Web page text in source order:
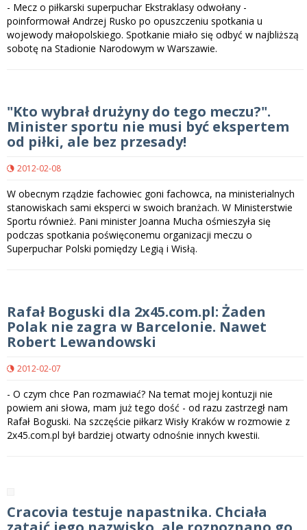
- Mecz o piłkarski superpuchar Ekstraklasy odwołany -
poinformował Andrzej Rusko po opuszczeniu spotkania u
wojewody małopolskiego. Spotkanie miało się odbyć w najbliższą
sobotę na Stadionie Narodowym w Warszawie.
"Kto wybrał drużyny do tego meczu?".
Minister sportu nie musi być ekspertem
od piłki, ale bez przesady!
2012-02-08
W obecnym rządzie fachowiec goni fachowca, na ministerialnych
stanowiskach sami eksperci w swoich branżach. W Ministerstwie
Sportu również. Pani minister Joanna Mucha ośmieszyła się
podczas spotkania poświęconemu organizacji meczu o
Superpuchar Polski pomiędzy Legią i Wisłą.
Rafał Boguski dla 2x45.com.pl: Żaden
Polak nie zagra w Barcelonie. Nawet
Robert Lewandowski
2012-02-07
- O czym chce Pan rozmawiać? Na temat mojej kontuzji nie
powiem ani słowa, mam już tego dość - od razu zastrzegł nam
Rafał Boguski. Na szczęście piłkarz Wisły Kraków w rozmowie z
2x45.com.pl był bardziej otwarty odnośnie innych kwestii.
Cracovia testuje napastnika. Chciała